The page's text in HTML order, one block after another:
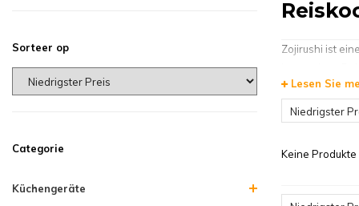
Sorteer op
Categorie
Küchengeräte
Zojirushi ist
und
Zuverlässige
auch
Lesen Sie
Niedrigster
Keine Produkte